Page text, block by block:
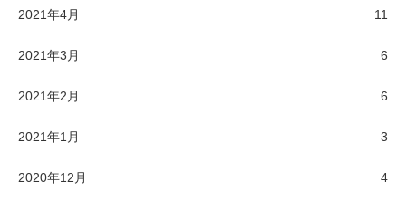
2021年4月 11
2021年3月 6
2021年2月 6
2021年1月 3
2020年12月 4